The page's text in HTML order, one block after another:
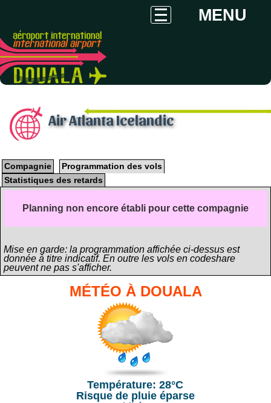
MENU
Air Atlanta Icelandic
Compagnie
Programmation des vols
Statistiques des retards
Planning non encore établi pour cette compagnie
Mise en garde: la programmation affichée ci-dessus est
donnée à titre indicatif. En outre les vols en codeshare
peuvent ne pas s'afficher.
MÉTÉO À DOUALA
Température: 28°C
Risque de pluie éparse